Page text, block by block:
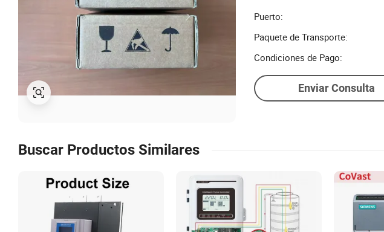
Puerto:
Paquete de Transporte:
Condiciones de Pago:
Enviar Consulta
Buscar Productos Similares